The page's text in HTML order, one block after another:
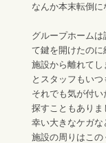
なんか本末転倒に
グループホーム
て鍵を開けたのに
施設から離れて
とスタッフもいつ
それでも気が付
探すこともありま
幸い大きなケガな
施設の周りはこ